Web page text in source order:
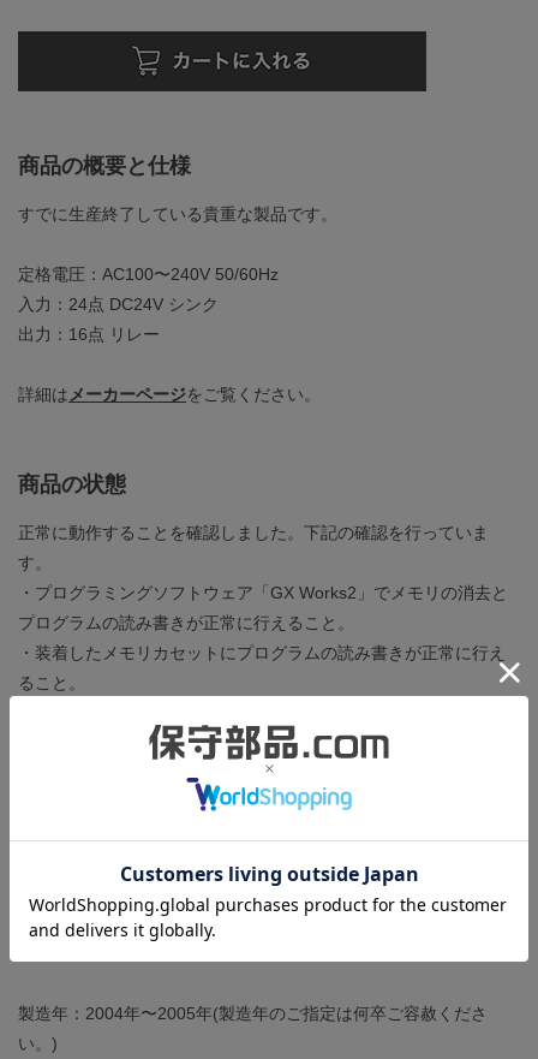
商品の概要と仕様
すでに生産終了している貴重な製品です。
定格電圧：AC100〜240V 50/60Hz
入力：24点 DC24V シンク
出力：16点 リレー
詳細はメーカーページをご覧ください。
商品の状態
正常に動作することを確認しました。下記の確認を行っていま
す。
・プログラミングソフトウェア「GX Works2」でメモリの消去と
プログラムの読み書きが正常に行えること。
・装着したメモリカセットにプログラムの読み書きが正常に行え
ること。
に認識すること。
・それぞれの出力回路が正常に動作すること。
・全ての入出力表示LEDが点灯すること。
・2つのアナログボリュームとも、0から255の範囲で設定値を調整
できること。
・DC24Vサービス電源に適正負荷をかけた時の電圧が±10%以内で
製造年：2004年〜2005年(製造年のご指定は何卒ご容赦くださ
い。)